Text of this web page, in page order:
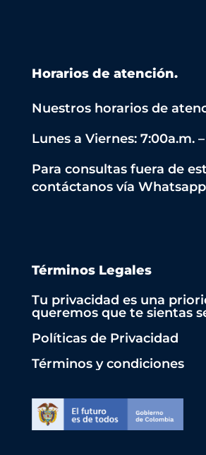
Horarios de atención.
Nuestros horarios de
Lunes a Viernes: 7:00a.m.
Para consultas fuera de
contáctanos vía
Términos Legales
Tu privacidad es una
queremos que te sientas
Políticas de Privacidad
Términos y condiciones